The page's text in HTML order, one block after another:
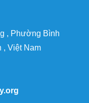
, Phường Bình
, Việt Nam